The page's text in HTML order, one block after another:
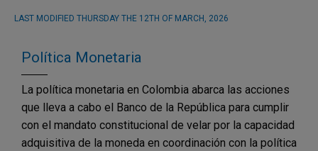
LAST MODIFIED THURSDAY THE 12TH OF MARCH, 2026
Política Monetaria
La política monetaria en Colombia abarca las acciones
que lleva a cabo el Banco de la República para cumplir
con el mandato constitucional de velar por la capacidad
adquisitiva de la moneda en coordinación con la política